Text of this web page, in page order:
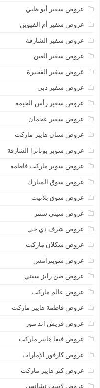
عروض سفير أبو ظبي
عروض سفير أم القيوين
عروض سفير الشارقة
عروض سفير العين
عروض سفير الفجيرة
عروض سفير دبي
عروض سفير رأس الخيمة
عروض سفير عجمان
عروض سنان هايبر ماركت
عروض سوبر بونانزا الشارقة
عروض سوبر ماركت فاطمة
عروض سوق المبارك
عروض سوق بلانيت
عروض سيتي سنتر
عروض شرف دي جي
عروض شكلان ماركت
عروض شويترامس
عروض صن رايز سيتي
عروض عالم ماركت
عروض فاطمة هايبر ماركت
عروض فريش اند مور
عروض فيفا هايبر ماركت
عروض كارفور الإمارات
عروض كنز هايبر ماركت
عروض لاست تشانس